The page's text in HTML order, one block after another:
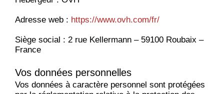
Adresse web : https://www.ovh.com/fr/
Siège social : 2 rue Kellermann – 59100 Roubaix –
France
Vos données personnelles
Vos données à caractère personnel sont protégées